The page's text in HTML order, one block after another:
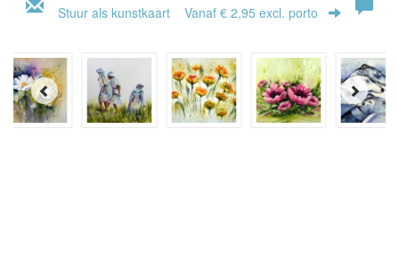
Stuur als kunstkaart Vanaf € 2,95 excl. porto